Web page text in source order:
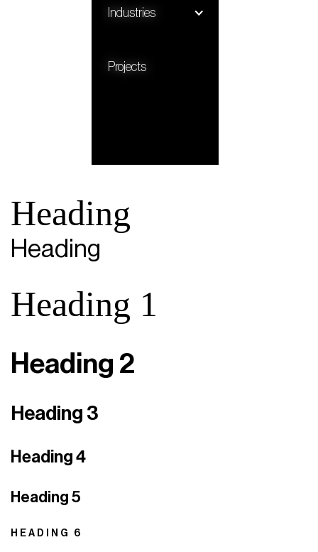
Industries
Projects
View PRODUCT
Heading
Heading
Heading 1
Heading 2
Heading 3
Heading 4
Heading 5
HEADING 6